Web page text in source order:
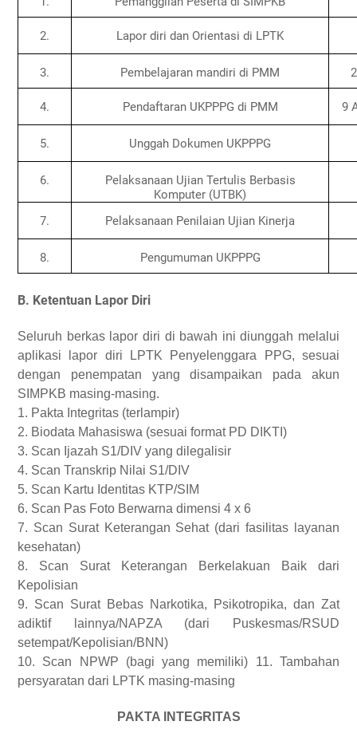
2. Lapor diri dan Orientasi di LPTK
3. Pembelajaran mandiri di PMM
4. PendaftaranUKPPPG di PMM 9
5. Unggah Dokumen UKPPPG
6. Pelaksanaan Ujian Tertulis Berbasis
Komputer (UTBK)
7.
Pelaksanaan Penilaian Ujian Kinerja
8. PengumumanUKPPPG
B. Ketentuan Lapor Diri
Seluruh berkas lapor diri di bawah ini diunggah melalui
aplikasi lapor diri LPTK Penyelenggara PPG, sesuai
dengan penempatan yang disampaikan pada akun
SIMPKB masing-masing.
1. Pakta Integritas (terlampir)
2. Biodata Mahasiswa (sesuai format PD DIKTI)
3. Scan Ijazah S1/DIV yang dilegalisir
4. Scan Transkrip Nilai S1/DIV
5. Scan Kartu Identitas KTP/SIM
6. Scan Pas Foto Berwarna dimensi 4 x 6
7. Scan Surat Keterangan Sehat (dari fasilitas layanan
kesehatan)
8. Scan Surat Keterangan Berkelakuan Baik dari
Kepolisian
9. Scan Surat Bebas Narkotika, Psikotropika, dan Zat
adiktif lainnya/NAPZA (dari Puskesmas/RSUD
setempat/Kepolisian/BNN)
10. Scan NPWP (bagi yang memiliki) 11. Tambahan
persyaratan dari LPTK masing-masing
PAKTA INTEGRITAS